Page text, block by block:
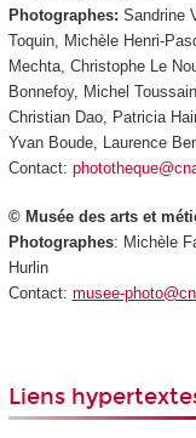
Photographes: Sandrine
Toquin, Michèle Henri-
Mechta, Christophe Le
Bonnefoy, Michel
Christian Dao, Patricia
Yvan Boude, Laurence
Contact:
© Musée des arts et
Photographes: Michèle
Hurlin
Contact: musee-
Liens